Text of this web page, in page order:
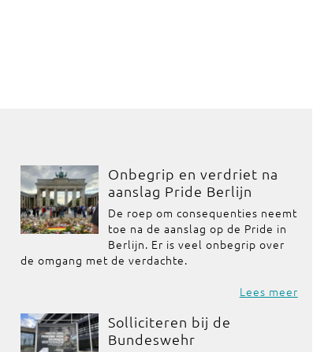
Onbegrip en verdriet na
aanslag Pride Berlijn
De roep om consequenties neemt
toe na de aanslag op de Pride in
Berlijn. Er is veel onbegrip over
de omgang met de verdachte.
Lees meer
Solliciteren bij de
Bundeswehr